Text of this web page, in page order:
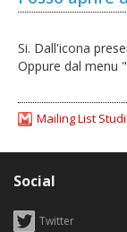
Si. Dall'icona
Oppure dal menu
Mailing List
Social
Twitter